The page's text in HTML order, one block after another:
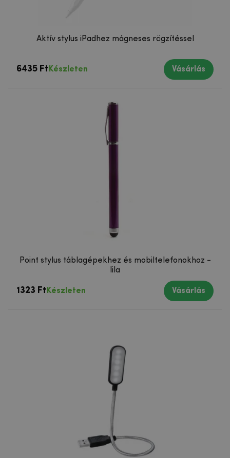
Aktív stylus iPadhez mágneses rögzítéssel
6435 Ft Készleten Vásárlás
Point stylus táblagépekhez és mobiltelefonokhoz -
lila
1323 Ft Készleten Vásárlás